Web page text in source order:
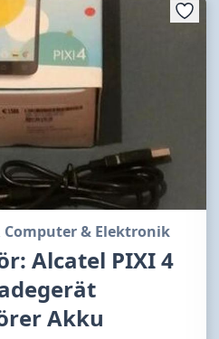
Computer & Elektronik
Alcatel PIXI 4
Akku